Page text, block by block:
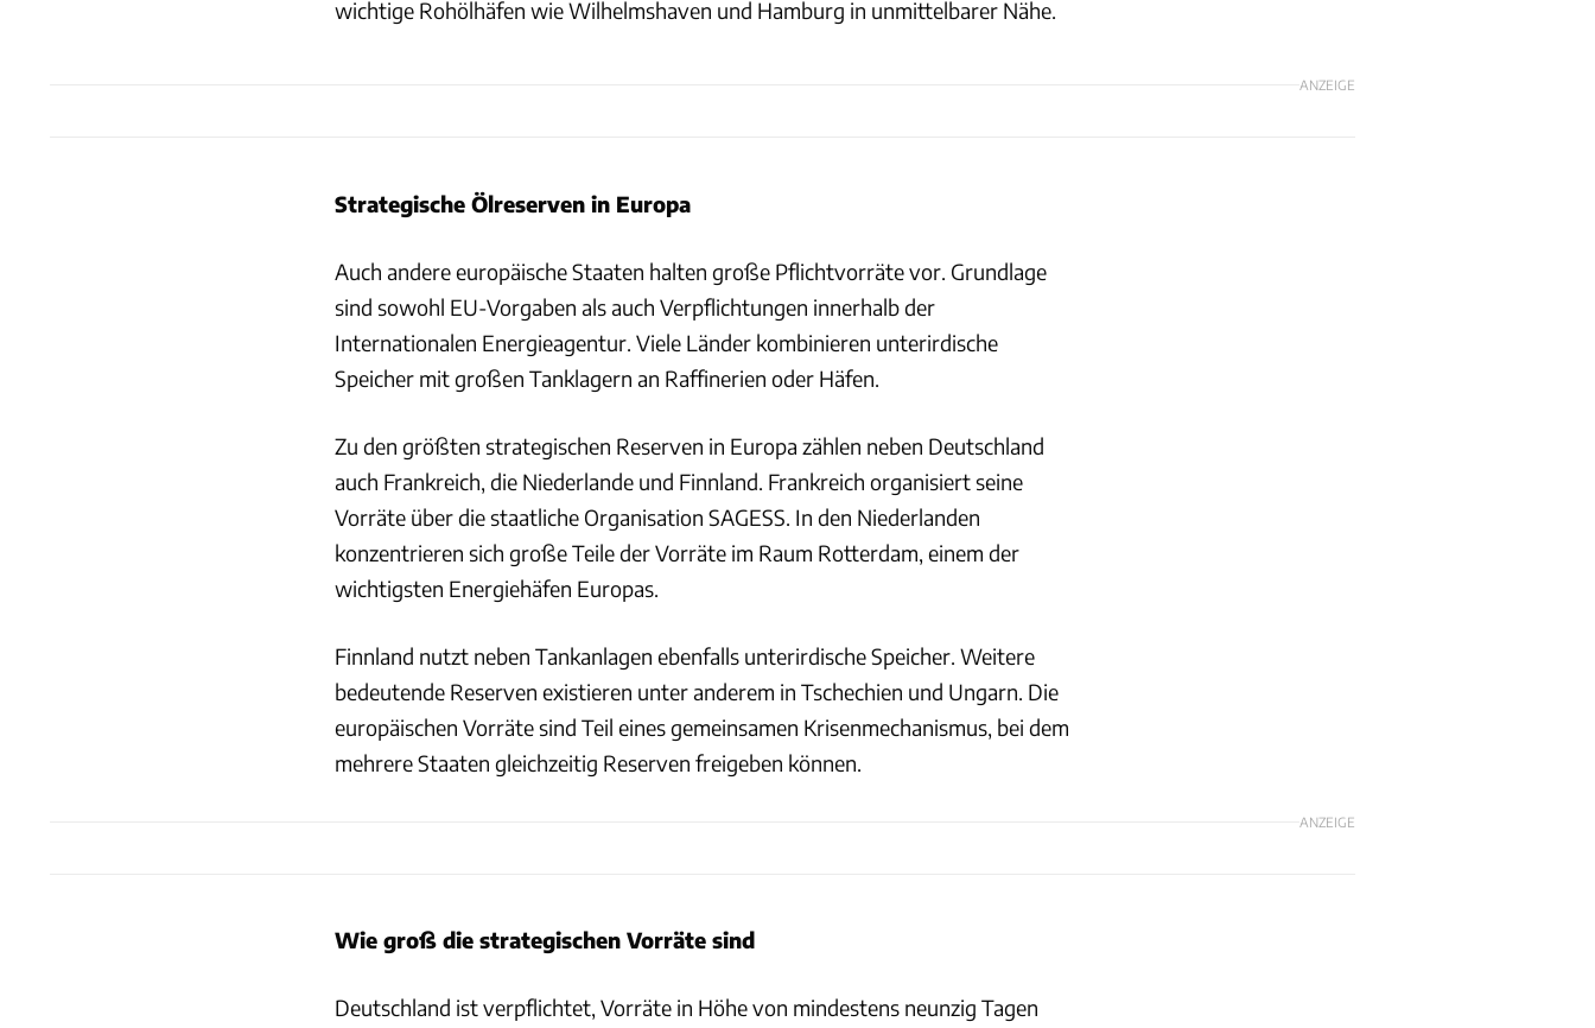
wichtige Rohölhäfen wie Wilhelmshaven und Hamburg in unmittelbarer Nähe.
ANZEIGE
Strategische Ölreserven in Europa
Auch andere europäische Staaten halten große Pflichtvorräte vor. Grundlage
sind sowohl EU-Vorgaben als auch Verpflichtungen innerhalb der
Internationalen Energieagentur. Viele Länder kombinieren unterirdische
Speicher mit großen Tanklagern an Raffinerien oder Häfen.
Zu den größten strategischen Reserven in Europa zählen neben Deutschland
auch Frankreich, die Niederlande und Finnland. Frankreich organisiert seine
Vorräte über die staatliche Organisation SAGESS. In den Niederlanden
konzentrieren sich große Teile der Vorräte im Raum Rotterdam, einem der
wichtigsten Energiehäfen Europas.
Finnland nutzt neben Tankanlagen ebenfalls unterirdische Speicher. Weitere
bedeutende Reserven existieren unter anderem in Tschechien und Ungarn. Die
europäischen Vorräte sind Teil eines gemeinsamen Krisenmechanismus, bei dem
mehrere Staaten gleichzeitig Reserven freigeben können.
ANZEIGE
Wie groß die strategischen Vorräte sind
Deutschland ist verpflichtet, Vorräte in Höhe von mindestens neunzig Tagen